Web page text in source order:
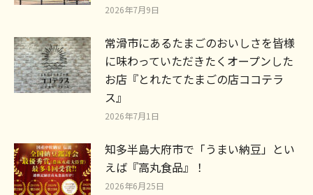
2026年7月9日
常滑市にあるたまごのおいしさを皆様
に味わっていただきたくオープンした
お店『とれたてたまごの店ココテラ
ス』
2026年7月1日
知多半島大府市で「うまい納豆」とい
えば『高丸食品』！
2026年6月25日